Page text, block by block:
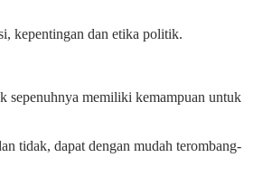
kepentingan dan etika politik.
sepenuhnya memiliki kemampuan untuk
tidak, dapat dengan mudah terombang-